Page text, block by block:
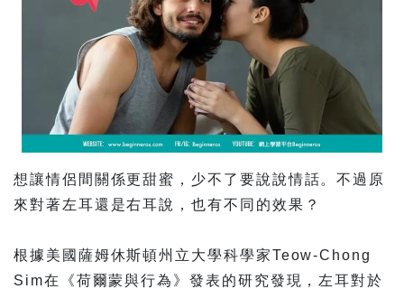
想讓情侶間關係更甜蜜，少不了要說說情話。不過原
來對著左耳還是右耳說，也有不同的效果？
根據美國薩姆休斯頓州立大學科學家Teow-Chong
Sim在《荷爾蒙與行為》發表的研究發現，左耳對於